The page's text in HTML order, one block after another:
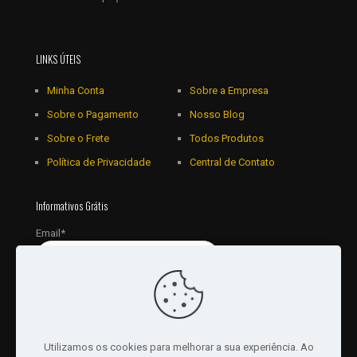
LINKS ÚTEIS
Minha Conta
Sobre o Pagamento
Sobre o Frete
Política de Privacidade
Sobre a Empresa
Nosso Blog
Todos Produtos
Central de Contato
Informativos Grátis
Email*
Utilizamos os cookies para melhorar a sua experiência. Ao